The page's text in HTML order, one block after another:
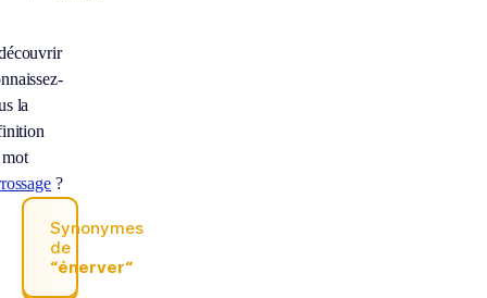
la
?
Synonymes
de
“énerver“